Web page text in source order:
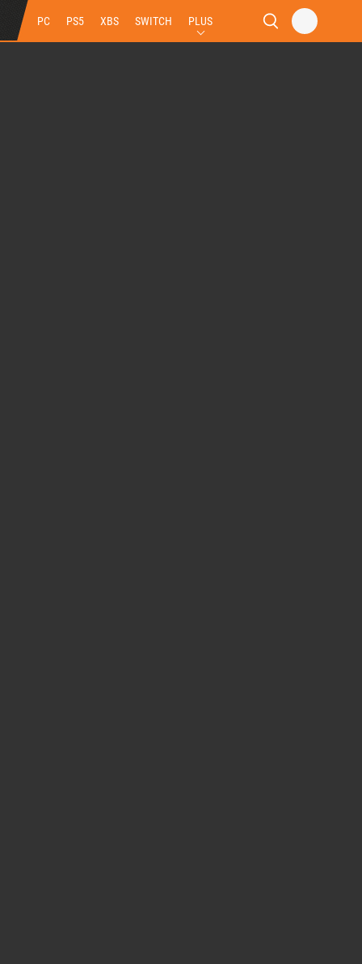
PC PS5 XBS SWITCH PLUS